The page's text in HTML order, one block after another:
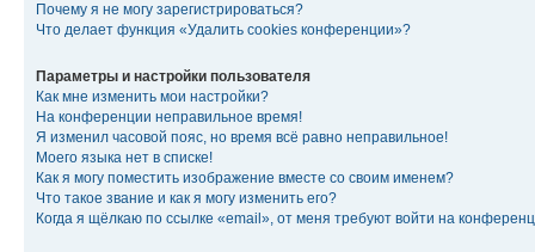
Почему я не могу зарегистрироваться?
Что делает функция «Удалить cookies конференции»?
Параметры и настройки пользователя
Как мне изменить мои настройки?
На конференции неправильное время!
Я изменил часовой пояс, но время всё равно неправильное!
Моего языка нет в списке!
Как я могу поместить изображение вместе со своим именем?
Что такое звание и как я могу изменить его?
Когда я щёлкаю по ссылке «email», от меня требуют войти на